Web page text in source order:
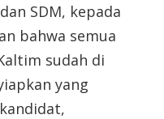
SDM, kepada
bahwa semua
sudah di
yang